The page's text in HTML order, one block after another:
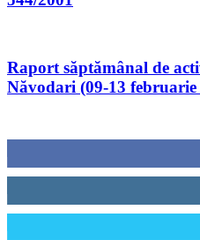
Raport săptămânal de
Năvodari (09-13 februarie